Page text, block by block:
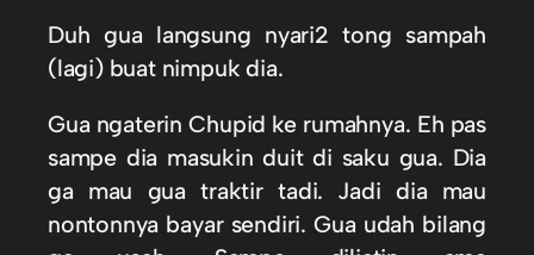
Duh gua langsung nyari2 tong sampah
(lagi) buat nimpuk dia.
Gua ngaterin Chupid ke rumahnya. Eh pas
sampe dia masukin duit di saku gua. Dia
ga mau gua traktir tadi. Jadi dia mau
nontonnya bayar sendiri. Gua udah bilang